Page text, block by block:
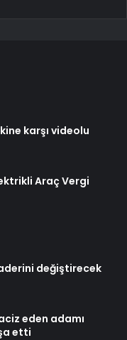
karşı videolu
Araç Vergi
değiştirecek
eden adamı
etti